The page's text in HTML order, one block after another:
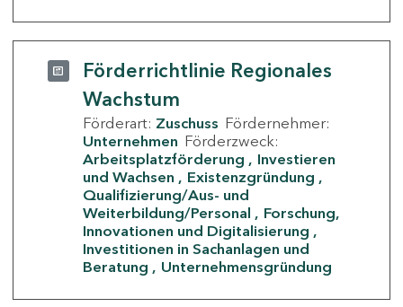
Förderrichtlinie Regionales
Wachstum
Förderart: Zuschuss Fördernehmer:
Unternehmen Förderzweck:
Arbeitsplatzförderung
Investieren
und Wachsen
Existenzgründung
Qualifizierung/Aus- und
Weiterbildung/Personal
Forschung,
Innovationen und Digitalisierung
Investitionen in Sachanlagen und
Beratung
Unternehmensgründung